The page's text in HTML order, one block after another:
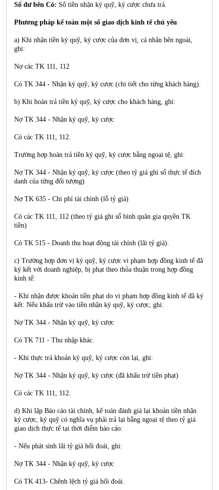
Số dư bên Có: Số tiền nhận ký quỹ, ký cược chưa trả.
Phương pháp kế toán một số giao dịch kinh tế chủ yếu
a) Khi nhận tiền ký quỹ, ký cược của đơn vị, cá nhân bên ngoài,
ghi:
Nợ các TK 111, 112
Có TK 344 - Nhận ký quỹ, ký cược (chi tiết cho từng khách hàng).
b) Khi hoàn trả tiền ký quỹ, ký cược cho khách hàng, ghi:
Nợ TK 344 - Nhận ký quỹ, ký cược
Có các TK 111, 112.
Trường hợp hoàn trả tiền ký quỹ, ký cược bằng ngoại tệ, ghi:
Nợ TK 344 - Nhận ký quỹ, ký cược (theo tỷ giá ghi sổ thực tế đích
danh của từng đối tượng)
Nợ TK 635 - Chi phí tài chính (lỗ tỷ giá)
Có các TK 111, 112 (theo tỷ giá ghi sổ bình quân gia quyền TK
tiền)
Có TK 515 - Doanh thu hoạt động tài chính (lãi tỷ giá).
c) Trường hợp đơn vị ký quỹ, ký cược vi phạm hợp đồng kinh tế đã
ký kết với doanh nghiệp, bị phạt theo thỏa thuận trong hợp đồng
kinh tế:
- Khi nhận được khoản tiền phạt do vi phạm hợp đồng kinh tế đã ký
kết: Nếu khấu trừ vào tiền nhận ký quỹ, ký cược, ghi:
Nợ TK 344 - Nhận ký quỹ, ký cược
Có TK 711 - Thu nhập khác.
- Khi thực trả khoản ký quỹ, ký cược còn lại, ghi:
Nợ TK 344 - Nhận ký quỹ, ký cược (đã khấu trừ tiền phạt)
Có các TK 111, 112.
d) Khi lập Báo cáo tài chính, kế toán đánh giá lại khoản tiền nhận
ký cược, ký quỹ có nghĩa vụ phải trả lại bằng ngoại tệ theo tỷ giá
giao dịch thực tế tại thời điểm báo cáo:
- Nếu phát sinh lãi tỷ giá hối đoái, ghi:
Nợ TK 344 - Nhận ký quỹ, ký cược
Có TK 413- Chênh lệch tỷ giá hối đoái.